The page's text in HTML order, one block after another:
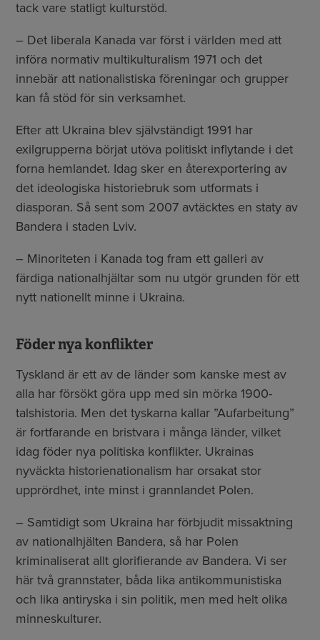
tack vare statligt kulturstöd.
– Det liberala Kanada var först i världen med att
införa normativ multikulturalism 1971 och det
innebär att nationalistiska föreningar och grupper
kan få stöd för sin verksamhet.
Efter att Ukraina blev självständigt 1991 har
exilgrupperna börjat utöva politiskt inflytande i det
forna hemlandet. Idag sker en återexportering av
det ideologiska historiebruk som utformats i
diasporan. Så sent som 2007 avtäcktes en staty av
Bandera i staden Lviv.
– Minoriteten i Kanada tog fram ett galleri av
färdiga nationalhjältar som nu utgör grunden för ett
nytt nationellt minne i Ukraina.
Föder nya konflikter
Tyskland är ett av de länder som kanske mest av
alla har försökt göra upp med sin mörka 1900-
talshistoria. Men det tyskarna kallar ”Aufarbeitung”
är fortfarande en bristvara i många länder, vilket
idag föder nya politiska konflikter. Ukrainas
nyväckta historienationalism har orsakat stor
upprördhet, inte minst i grannlandet Polen.
– Samtidigt som Ukraina har förbjudit missaktning
av nationalhjälten Bandera, så har Polen
kriminaliserat allt glorifierande av Bandera. Vi ser
här två grannstater, båda lika antikommunistiska
och lika antiryska i sin politik, men med helt olika
minneskulturer.